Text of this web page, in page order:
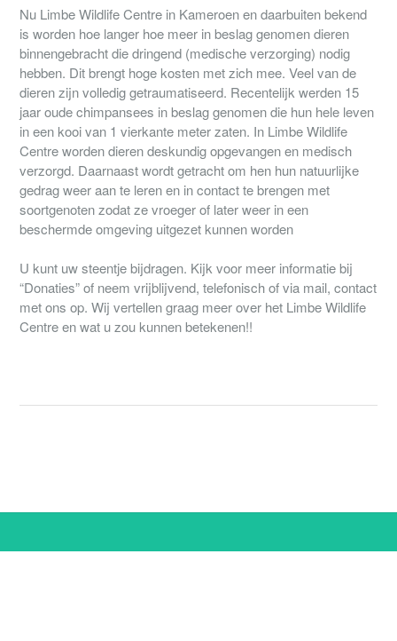
Nu Limbe Wildlife Centre in Kameroen en daarbuiten bekend
is worden hoe langer hoe meer in beslag genomen dieren
binnengebracht die dringend (medische verzorging) nodig
hebben. Dit brengt hoge kosten met zich mee. Veel van de
dieren zijn volledig getraumatiseerd. Recentelijk werden 15
jaar oude chimpansees in beslag genomen die hun hele leven
in een kooi van 1 vierkante meter zaten. In Limbe Wildlife
Centre worden dieren deskundig opgevangen en medisch
verzorgd. Daarnaast wordt getracht om hen hun natuurlijke
gedrag weer aan te leren en in contact te brengen met
soortgenoten zodat ze vroeger of later weer in een
beschermde omgeving uitgezet kunnen worden
U kunt uw steentje bijdragen. Kijk voor meer informatie bij
“Donaties” of neem vrijblijvend, telefonisch of via mail, contact
met ons op. Wij vertellen graag meer over het Limbe Wildlife
Centre en wat u zou kunnen betekenen!!
© 2008 - 2019 Stichting World of Wildlife.